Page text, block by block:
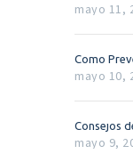
mayo 11,
Como
mayo 10,
Consejos
mayo 9,